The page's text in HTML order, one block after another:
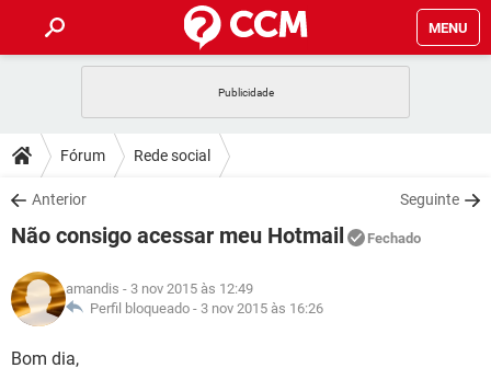
MENU
CELULAR
OUTLOOK
INSTAGRAM GMAIL
GUIA DE COMPRAS
DICAS
JOGOS
INSTAGRAM
GUIA DE COMPRAS
DOWNLOADS
JOGOS WHATSAPP
CELULAR
OUTLOOK EXCEL
INSTAGRAM
JOGOS
CELULAR
OUTLOOK
GLOSSÁRIO
JOGOS
Fórum Rede social
Anterior Seguinte
Não consigo acessar meu Hotmail Fechado
amandis - 3 nov 2015 às 12:49
Perfil bloqueado - 3 nov 2015 às 16:26
Bom dia,